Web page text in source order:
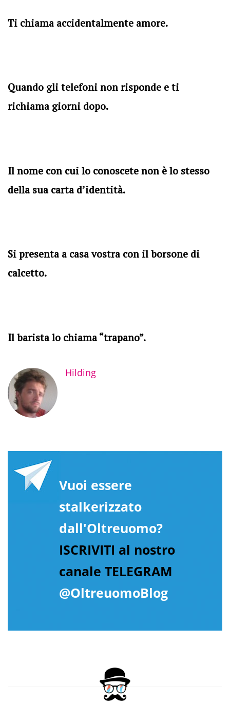
Ti chiama accidentalmente amore.
Quando gli telefoni non risponde e ti
richiama giorni dopo.
Il nome con cui lo conoscete non è lo stesso
della sua carta d’identità.
Si presenta a casa vostra con il borsone di
calcetto.
Il barista lo chiama “trapano”.
Hilding
Vuoi essere
stalkerizzato
dall'Oltreuomo?
ISCRIVITI al nostro
canale TELEGRAM
@OltreuomoBlog